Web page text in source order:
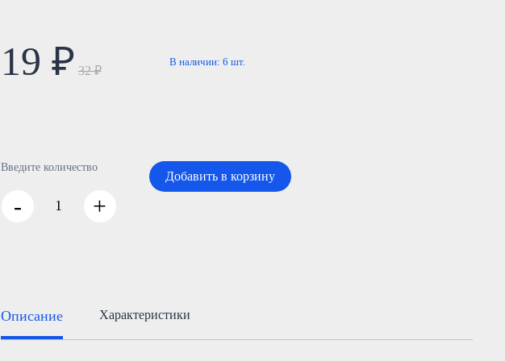
19 ₽ 32 ₽
В наличии: 6 шт.
Введите количество
- +
Добавить в корзину
Описание Характеристики